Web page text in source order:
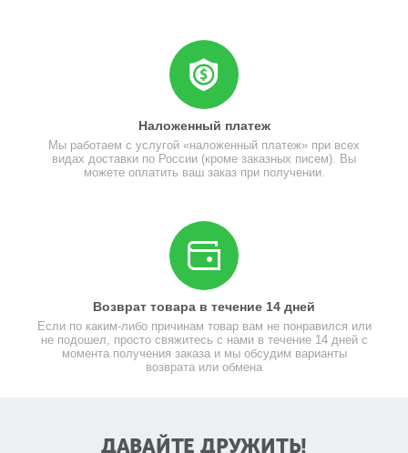
Наложенный платеж
Мы работаем с услугой «наложенный платеж» при всех
видах доставки по России (кроме заказных писем). Вы
можете оплатить ваш заказ при получении.
Возврат товара в течение 14 дней
Если по каким-либо причинам товар вам не понравился или
не подошел, просто свяжитесь с нами в течение 14 дней с
момента получения заказа и мы обсудим варианты
возврата или обмена
ДАВАЙТЕ ДРУЖИТЬ!